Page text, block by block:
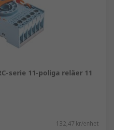
serie 11-poliga reläer 11
132,47 kr/enhet